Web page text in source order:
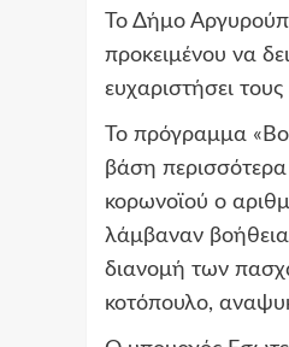
Το Δήμο
προκειμένου να
ευχαριστήσει
Το πρόγραμμα
βάση
κορωνοϊού ο
λάμβαναν βοήθεια
διανομή των
κοτόπουλο,